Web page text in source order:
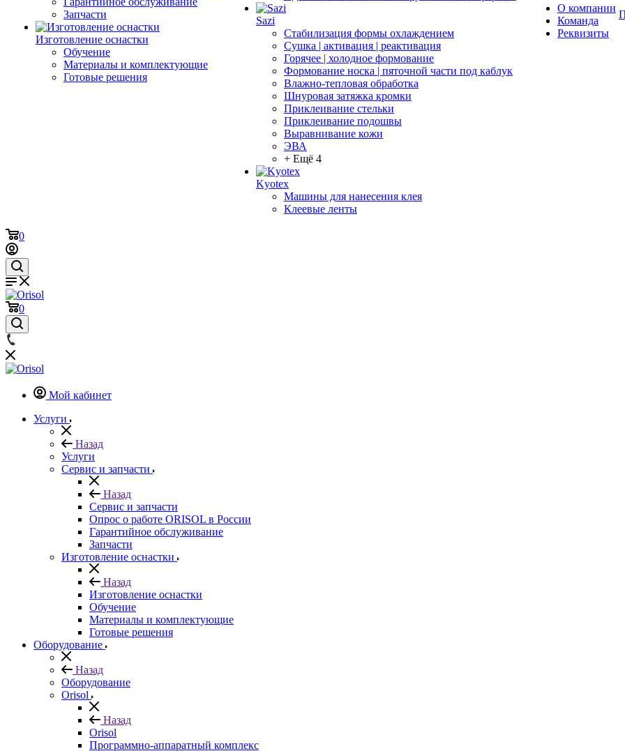
Запчасти
Изготовление оснастки
Обучение
Материалы и комплектующие
Готовые решения
Sazi
Стабилизация формы охлаждением
Сушка | активация | реактивация
Горячее | холодное формование
Формование носка | пяточной части под каблук
Влажно-тепловая обработка
Шнуровая затяжка кромки
Приклеивание стельки
Приклеивание подошвы
Выравнивание кожи
ЭВА
+ Ещё 4
Kyotex
Машины для нанесения клея
Клеевые ленты
О компании
Команда
Реквизиты
0
0
Мой кабинет
Услуги
Назад
Услуги
Сервис и запчасти
Назад
Сервис и запчасти
Опрос о работе ORISOL в России
Гарантийное обслуживание
Запчасти
Изготовление оснастки
Назад
Изготовление оснастки
Обучение
Материалы и комплектующие
Готовые решения
Оборудование
Назад
Оборудование
Orisol
Назад
Orisol
Программно-аппаратный комплекс